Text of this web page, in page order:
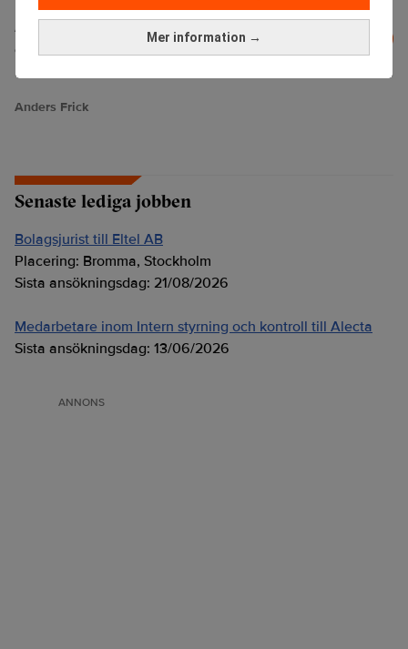
Mer information →
Läs mer från Realtid - vårt nyhetsbrev
är kostnadsfritt:
Anders Frick
Senaste lediga jobben
Bolagsjurist till Eltel AB
Placering: Bromma, Stockholm
Sista ansökningsdag: 21/08/2026
Medarbetare inom Intern styrning och kontroll till Alecta
Sista ansökningsdag: 13/06/2026
ANNONS